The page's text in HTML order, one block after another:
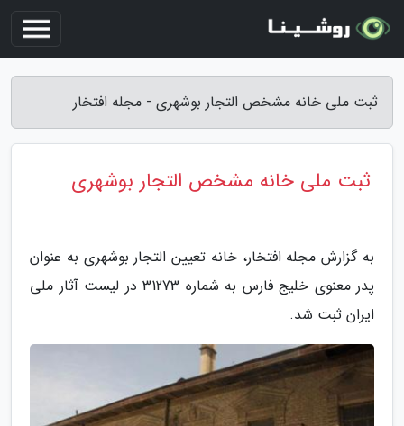
ثبت ملی خانه مشخص التجار بوشهری - مجله افتخار
ثبت ملی خانه مشخص التجار بوشهری
به گزارش مجله افتخار، خانه تعیین التجار بوشهری به عنوان
پدر معنوی خلیج فارس به شماره 31273 در لیست آثار ملی
ایران ثبت شد.